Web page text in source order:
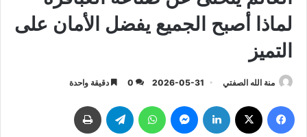
لماذا أصبح الجميع يفضل الأمان على
التميز
منة الله الصفتي 2026-05-31
0 دقيقة واحدة